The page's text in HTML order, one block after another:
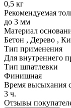
0,5 кг
Рекомендуемая
до 3 мм
Материал
Бетон , Дерево ,
Тип применения
Для внутреннего
Тип шпатлевки
Финишная
Время высыхания
3 ч.
Отзывы